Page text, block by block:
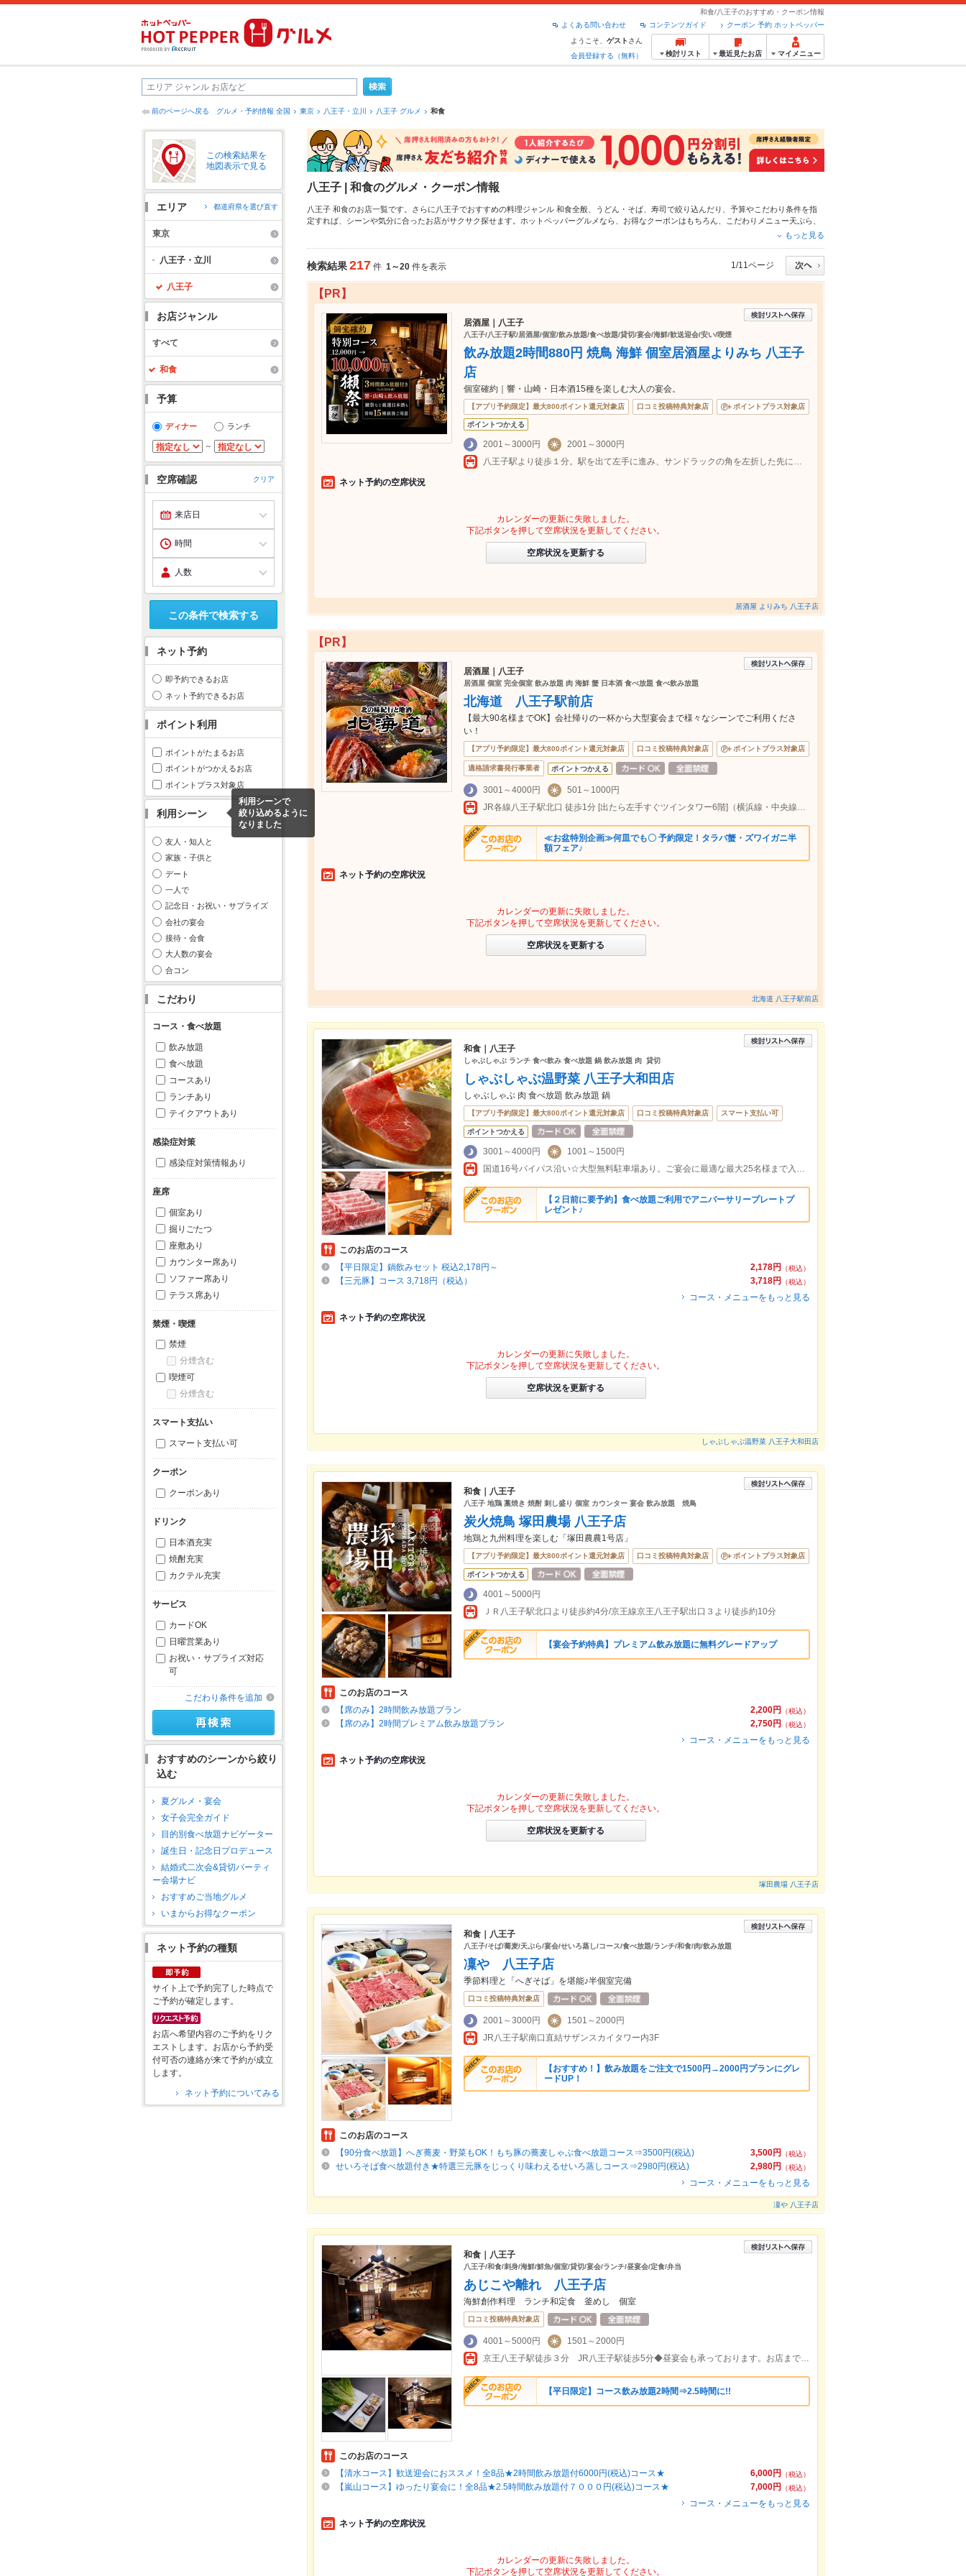
和食/八王子のおすすめ・クーポン情報
クーポン 予約 ホットペッパー
コンテンツガイド
よくある問い合わせ
ようこそ、 ゲスト さん
会員登録する（無料）
検討リスト 最近見たお店 マイメニュー
前のページへ戻る グルメ・予約情報 全国 東京 八王子・立川 八王子 グルメ 和食
この検索結果を
地図表示で見る
エリア 都道府県を選び直す
東京
八王子・立川
八王子
お店ジャンル
すべて
和食
予算
ディナー ランチ
～
空席確認 クリア
この条件で検索する
ネット予約
即予約できるお店
ネット予約できるお店
ポイント利用
ポイントがたまるお店
ポイントがつかえるお店
ポイントプラス対象店
利用シーン
利用シーンで
絞り込めるように
なりました
友人・知人と
家族・子供と
デート
一人で
記念日・お祝い・サプライズ
会社の宴会
接待・会食
大人数の宴会
合コン
こだわり
コース・食べ放題
飲み放題
食べ放題
コースあり
ランチあり
テイクアウトあり
感染症対策
感染症対策情報あり
座席
個室あり
掘りごたつ
座敷あり
カウンター席あり
ソファー席あり
テラス席あり
禁煙・喫煙
禁煙
分煙含む
喫煙可
分煙含む
スマート支払い
スマート支払い可
クーポン
クーポンあり
ドリンク
日本酒充実
焼酎充実
カクテル充実
サービス
カードOK
日曜営業あり
お祝い・サプライズ対応
可
こだわり条件を追加
おすすめのシーンから絞り
込む
夏グルメ・宴会
女子会完全ガイド
目的別食べ放題ナビゲーター
誕生日・記念日プロデュース
結婚式二次会&貸切パーティ
ー会場ナビ
おすすめご当地グルメ
いまからお得なクーポン
ネット予約の種類
サイト上で予約完了した時点で
ご予約が確定します。
お店へ希望内容のご予約をリク
エストします。お店から予約受
付可否の連絡が来て予約が成立
します。
ネット予約についてみる
八王子 | 和食のグルメ・クーポン情報
八王子 和食のお店一覧です。さらに八王子でおすすめの料理ジャンル 和食全般 うどん・そば 寿司で絞り込んだり、予算やこだわり条件を指
定すれば、シーンや気分に合ったお店がサクサク探せます。ホットペッパーグルメなら、お得なクーポンはもちろん、こだわりメニュー天ぷら
や季節のおすすめ料理など、お店の最新情報をご紹介しているので安心！24時間使える簡単便利なネット予約が使えるお店も拡
もっと見る
検索結果217 件 1～20 件を表示 1/11ページ
【PR】
居酒屋｜八王子
八王子/八王子駅/居酒屋/個室/飲み放題/食べ放題/貸切/宴会/海鮮/歓送迎会/安い/喫煙
飲み放題2時間880円 焼鳥 海鮮 個室居酒屋よりみち 八王子
店
個室確約｜響・山崎・日本酒15種を楽しむ大人の宴会。
【アプリ予約限定】最大800ポイント還元対象店 口コミ投稿特典対象店 ポイントプラス対象店
ポイントつかえる
2001～3000円
2001～3000円
八王子駅より徒歩１分。駅を出て左手に進み、サンドラックの角を左折した先にございます。
ネット予約の空席状況
カレンダーの更新に失敗しました。
下記ボタンを押して空席状況を更新してください。
空席状況を更新する
居酒屋 よりみち 八王子店
【PR】
居酒屋｜八王子
居酒屋 個室 完全個室 飲み放題 肉 海鮮 蟹 日本酒 食べ放題 食べ飲み放題
北海道 八王子駅前店
【最大90名様までOK】会社帰りの一杯から大型宴会まで様々なシーンでご利用くださ
い！
【アプリ予約限定】最大800ポイント還元対象店 口コミ投稿特典対象店 ポイントプラス対象店
適格請求書発行事業者 ポイントつかえる
3001～4000円
501～1000円
JR各線八王子駅北口 徒歩1分 [出たら左手すぐツインタワー6階]（横浜線・中央線など）
≪お盆特別企画≫何皿でも〇 予約限定！タラバ蟹・ズワイガニ半
額フェア♪
ネット予約の空席状況
カレンダーの更新に失敗しました。
下記ボタンを押して空席状況を更新してください。
空席状況を更新する
北海道 八王子駅前店
和食｜八王子
しゃぶしゃぶ ランチ 食べ飲み 食べ放題 鍋 飲み放題 肉 貸切
しゃぶしゃぶ温野菜 八王子大和田店
しゃぶしゃぶ 肉 食べ放題 飲み放題 鍋
【アプリ予約限定】最大800ポイント還元対象店 口コミ投稿特典対象店 スマート支払い可
ポイントつかえる
3001～4000円
1001～1500円
国道16号バイパス沿い☆大型無料駐車場あり。ご宴会に最適な最大25名様まで入れる掘りごたつの座敷ございます！
【２日前に要予約】食べ放題ご利用でアニバーサリープレートプ
レゼント♪
このお店のコース
2,178円
（税込）
【平日限定】鍋飲みセット 税込2,178円～
3,718円
（税込）
【三元豚】コース 3,718円（税込）
コース・メニューをもっと見る
ネット予約の空席状況
カレンダーの更新に失敗しました。
下記ボタンを押して空席状況を更新してください。
空席状況を更新する
しゃぶしゃぶ温野菜 八王子大和田店
和食｜八王子
八王子 地鶏 藁焼き 焼酎 刺し盛り 個室 カウンター 宴会 飲み放題 焼鳥
炭火焼鳥 塚田農場 八王子店
地鶏と九州料理を楽しむ「塚田農農1号店」
【アプリ予約限定】最大800ポイント還元対象店 口コミ投稿特典対象店 ポイントプラス対象店
ポイントつかえる
4001～5000円
ＪＲ八王子駅北口より徒歩約4分/京王線京王八王子駅出口３より徒歩約10分
【宴会予約特典】プレミアム飲み放題に無料グレードアップ
このお店のコース
2,200円
（税込）
【席のみ】2時間飲み放題プラン
2,750円
（税込）
【席のみ】2時間プレミアム飲み放題プラン
コース・メニューをもっと見る
ネット予約の空席状況
カレンダーの更新に失敗しました。
下記ボタンを押して空席状況を更新してください。
空席状況を更新する
塚田農場 八王子店
和食｜八王子
八王子/そば/蕎麦/天ぷら/宴会/せいろ蒸し/コース/食べ放題/ランチ/和食/肉/飲み放題
凜や 八王子店
季節料理と「へぎそば」を堪能♪半個室完備
口コミ投稿特典対象店
2001～3000円
1501～2000円
JR八王子駅南口直結サザンスカイタワー内3F
【おすすめ！】飲み放題をご注文で1500円→2000円プランにグレ
ードUP！
このお店のコース
3,500円
（税込）
【90分食べ放題】へぎ蕎麦・野菜もOK！もち豚の蕎麦しゃぶ食べ放題コース⇒3500円(税込)
2,980円
（税込）
せいろそば食べ放題付き★特選三元豚をじっくり味わえるせいろ蒸しコース⇒2980円(税込)
コース・メニューをもっと見る
凜や 八王子店
和食｜八王子
八王子/和食/刺身/海鮮/鮮魚/個室/貸切/宴会/ランチ/昼宴会/定食/弁当
あじこや離れ 八王子店
海鮮創作料理 ランチ和定食 釜めし 個室
口コミ投稿特典対象店
4001～5000円
1501～2000円
京王八王子駅徒歩３分 JR八王子駅徒歩5分◆昼宴会も承っております。お店までお問い合わせください
【平日限定】コース飲み放題2時間⇒2.5時間に!!
このお店のコース
6,000円
（税込）
【清水コース】歓送迎会におススメ！全8品★2時間飲み放題付6000円(税込)コース★
7,000円
（税込）
【嵐山コース】ゆったり宴会に！全8品★2.5時間飲み放題付７０００円(税込)コース★
コース・メニューをもっと見る
ネット予約の空席状況
カレンダーの更新に失敗しました。
下記ボタンを押して空席状況を更新してください。